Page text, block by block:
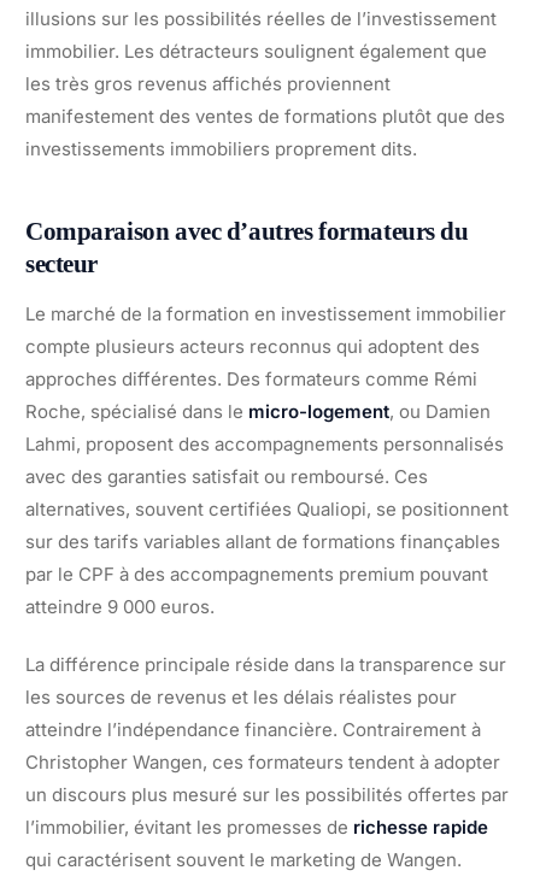
illusions sur les possibilités réelles de l’investissement
immobilier. Les détracteurs soulignent également que
les très gros revenus affichés proviennent
manifestement des ventes de formations plutôt que des
investissements immobiliers proprement dits.
Comparaison avec d’autres formateurs du
secteur
Le marché de la formation en investissement immobilier
compte plusieurs acteurs reconnus qui adoptent des
approches différentes. Des formateurs comme Rémi
Roche, spécialisé dans le micro-logement, ou Damien
Lahmi, proposent des accompagnements personnalisés
avec des garanties satisfait ou remboursé. Ces
alternatives, souvent certifiées Qualiopi, se positionnent
sur des tarifs variables allant de formations finançables
par le CPF à des accompagnements premium pouvant
atteindre 9 000 euros.
La différence principale réside dans la transparence sur
les sources de revenus et les délais réalistes pour
atteindre l’indépendance financière. Contrairement à
Christopher Wangen, ces formateurs tendent à adopter
un discours plus mesuré sur les possibilités offertes par
l’immobilier, évitant les promesses de richesse rapide
qui caractérisent souvent le marketing de Wangen.